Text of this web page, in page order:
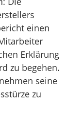
einen
Erklärung
zu begehen.
seine
zu